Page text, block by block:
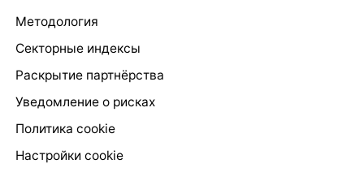
Методология
Секторные индексы
Раскрытие партнёрства
Уведомление о рисках
Политика cookie
Настройки cookie